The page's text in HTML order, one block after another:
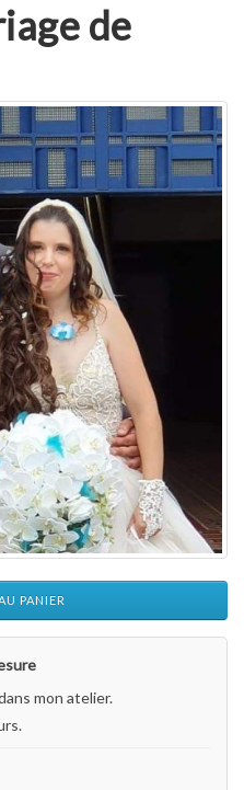
de
PANIER
mon atelier.